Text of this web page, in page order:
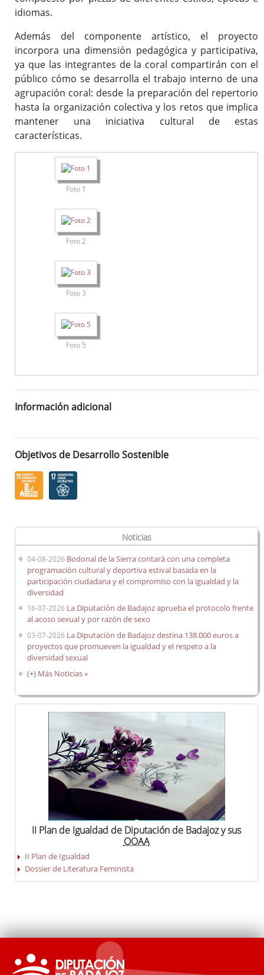
idiomas.
Además del componente artístico, el proyecto
incorpora una dimensión pedagógica y participativa,
ya que las integrantes de la coral compartirán con el
público cómo se desarrolla el trabajo interno de una
agrupación coral: desde la preparación del repertorio
hasta la organización colectiva y los retos que implica
mantener una iniciativa cultural de estas
características.
Foto 1
Foto 2
Foto 3
Foto 5
Información adicional
Objetivos de Desarrollo Sostenible
Noticias
04-08-2026 Bodonal de la Sierra contará con una completa
programación cultural y deportiva estival basada en la
participación ciudadana y el compromiso con la igualdad y la
diversidad
16-07-2026 La Diputación de Badajoz aprueba el protocolo frente
al acoso sexual y por razón de sexo
03-07-2026 La Diputación de Badajoz destina 138.000 euros a
proyectos que promueven la igualdad y el respeto a la
diversidad sexual
(+) Más Noticias »
II Plan de Igualdad de Diputación de Badajoz y sus
OOAA
II Plan de Igualdad
Dossier de Literatura Feminista